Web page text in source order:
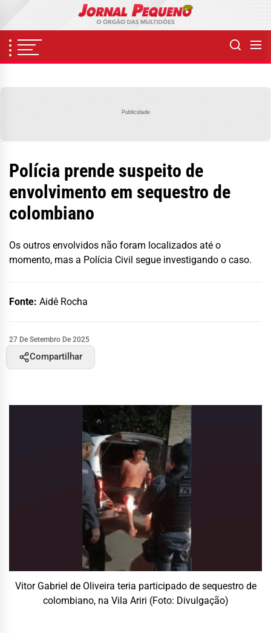
content
Publicidade
Polícia prende suspeito de
envolvimento em sequestro de
colombiano
Os outros envolvidos não foram localizados até o
momento, mas a Polícia Civil segue investigando o caso.
Fonte: Aidê Rocha
27 De Setembro De 2025
Compartilhar
Vitor Gabriel de Oliveira teria participado de sequestro de
colombiano, na Vila Ariri (Foto: Divulgação)